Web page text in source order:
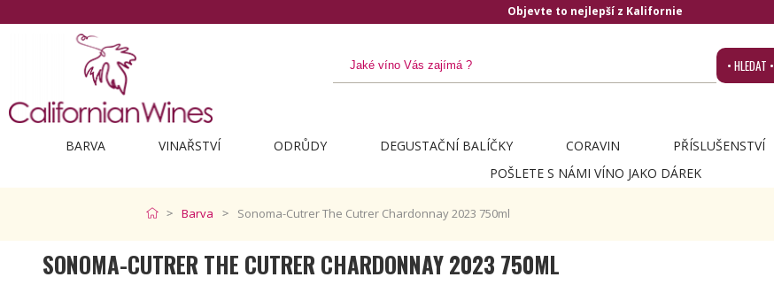
Objevte to nejlepší z Kalifornie
• HLEDAT •
BARVA VINAŘSTVÍ ODRŮDY DEGUSTAČNÍ BALÍČKY CORAVIN PŘÍSLUŠENSTVÍ
POŠLETE S NÁMI VÍNO JAKO DÁREK
Barva Sonoma-Cutrer The Cutrer Chardonnay 2023 750ml
SONOMA-CUTRER THE CUTRER CHARDONNAY 2023 750ML